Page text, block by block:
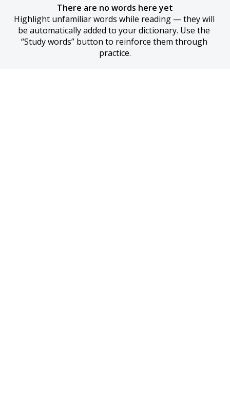
There are no words here yet
Highlight unfamiliar words while reading — they will
be automatically added to your dictionary. Use the
“Study words” button to reinforce them through
practice.